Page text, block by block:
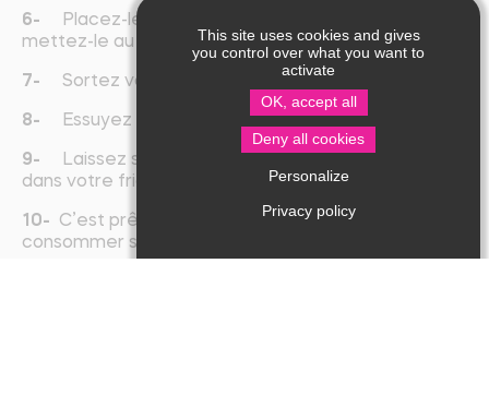
6- Placez-le dans une boite hermétique et
mettez-le au frais 24 à 36 heures.
7- Sortez votre magret et rincez-le à l’eau froide
8- Essuyez correctement votre magret, poivrez.
9- Laissez sécher le magret entre 15 et 21 jours
dans votre frigo sans le recouvrir.
10- C’est prêt 🙂 Vous pouvez déguster ! (à
consommer sous 8 jours en le filmant)
This site uses cookies and gives
you control over what you want to
activate
OK, accept all
Deny all cookies
Personalize
Privacy policy